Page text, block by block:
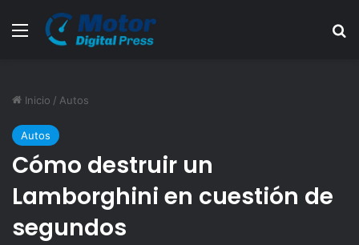
Menú
Inicio / Autos
Autos
Cómo destruir un
Lamborghini en cuestión de
segundos